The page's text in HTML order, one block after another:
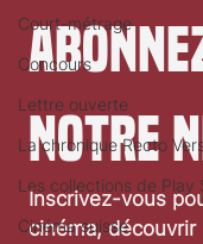
Court-métrage
Concours
Lettre ouverte
La chronique Recto
Les collections de Play
Cinéma suisse
Festival de
notre
Inscrivez-vous
cinéma,